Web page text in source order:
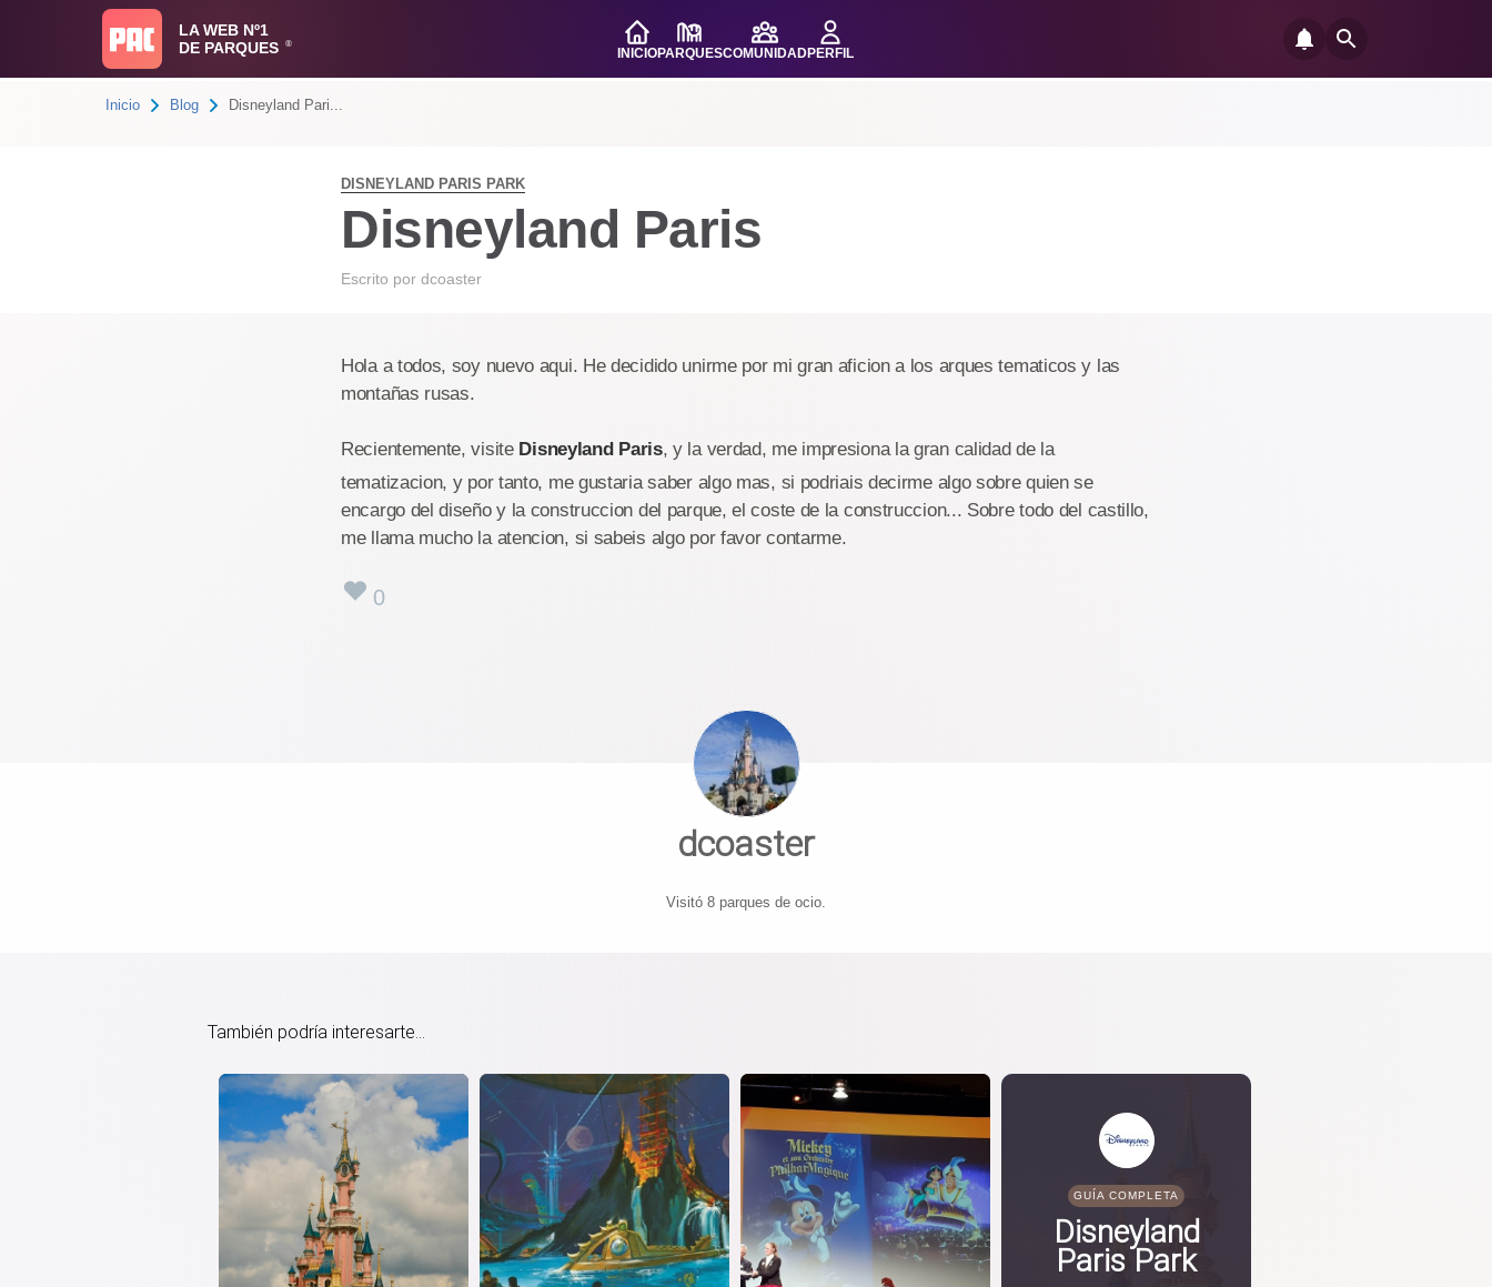
LA WEB Nº1
DE PARQUES
®
INICIOPARQUESCOMUNIDADPERFIL
Inicio Blog Disneyland Pari...
DISNEYLAND PARIS PARK
Disneyland Paris
Escrito por dcoaster
Hola a todos, soy nuevo aqui. He decidido unirme por mi gran aficion a los arques tematicos y las
montañas rusas.
Recientemente, visite Disneyland Paris, y la verdad, me impresiona la gran calidad de la
tematizacion, y por tanto, me gustaria saber algo mas, si podriais decirme algo sobre quien se
encargo del diseño y la construccion del parque, el coste de la construccion... Sobre todo del castillo,
me llama mucho la atencion, si sabeis algo por favor contarme.
0
dcoaster
Visitó 8 parques de ocio.
También podría interesarte...
GUÍA COMPLETA
Disneyland
Paris Park